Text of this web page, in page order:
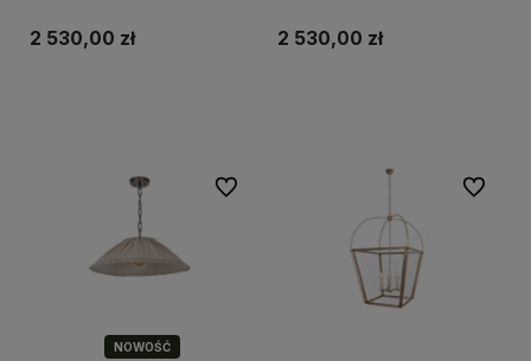
2 530,00 zł 2 530,00 zł
NOWOŚĆ
Do ulubionych Do